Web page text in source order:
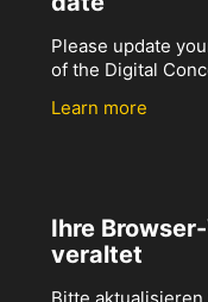
Please update
of the Digital
Learn more
Ihre
veraltet